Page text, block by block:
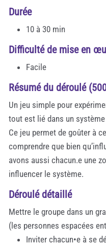
Durée
10 à 30 min
Difficulté de mise en
Facile
Résumé du déroulé
Un jeu simple pour
tout est lié dans un système
Ce jeu permet de goûter à
comprendre que bien
avons aussi chacun.e une
influencer le système.
Déroulé détaillé
Mettre le groupe dans un
(les personnes espacées
Inviter chacun•e à se